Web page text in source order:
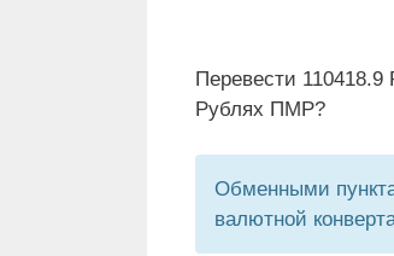
Перевести
Рублях ПМР?
Обменными
валютной